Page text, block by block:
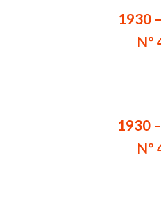
1930
Nº
1930
Nº